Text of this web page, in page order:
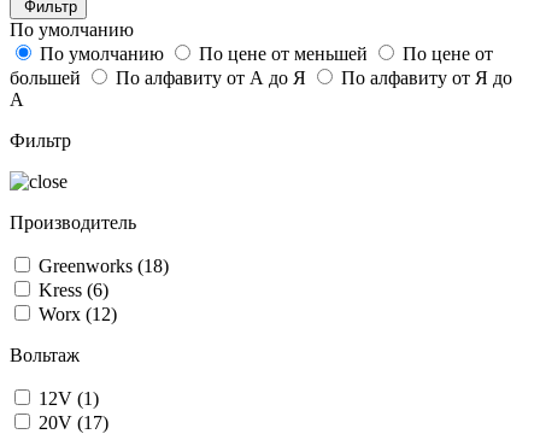
Фильтр
По умолчанию
По умолчанию
По цене от меньшей
По цене от
большей
По алфавиту от А до Я
По алфавиту от Я до
А
Фильтр
Производитель
Greenworks (18)
Kress (6)
Worx (12)
Вольтаж
12V (1)
20V (17)